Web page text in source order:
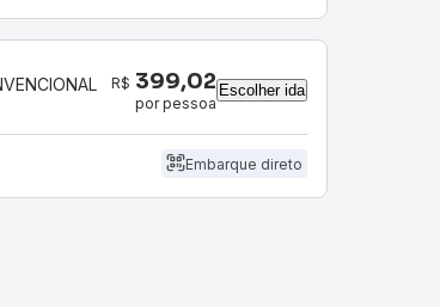
R$ 399,02
por pessoa
Escolher ida
Embarque direto